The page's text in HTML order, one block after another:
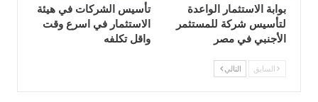
بوابة الاستثمار الواعدة
لتأسيس شركة للمستثمر
الأجنبي في مصر
تأسيس الشركات في هيئة
الاستثمار في اسرع وقت
واقل تكلفه
السابق التالي